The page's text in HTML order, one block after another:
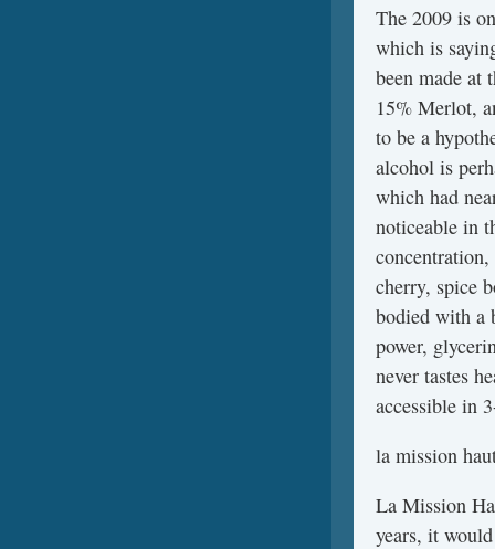
The 2009 is
which is
been made at
15% Merlot,
to be a
alcohol is
which had
noticeable in
cherry, spice
bodied with a
power,
never tastes
accessible in
la mission
La Mission
years, it